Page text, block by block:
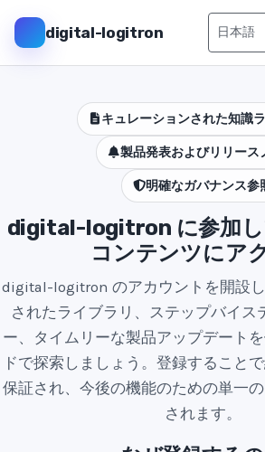
digital-logitron
キュレーションされた知識
製品発表およびリリース
明確なガバナンス参
digital-logitron に参加し
コンテンツにア
digital-logitron のアカウントを開設
されたライブラリ、ステップバイス
ー、タイムリーな製品アップデート
ドで探索しましょう。登録すること
保証され、今後の機能のための単一
されます。